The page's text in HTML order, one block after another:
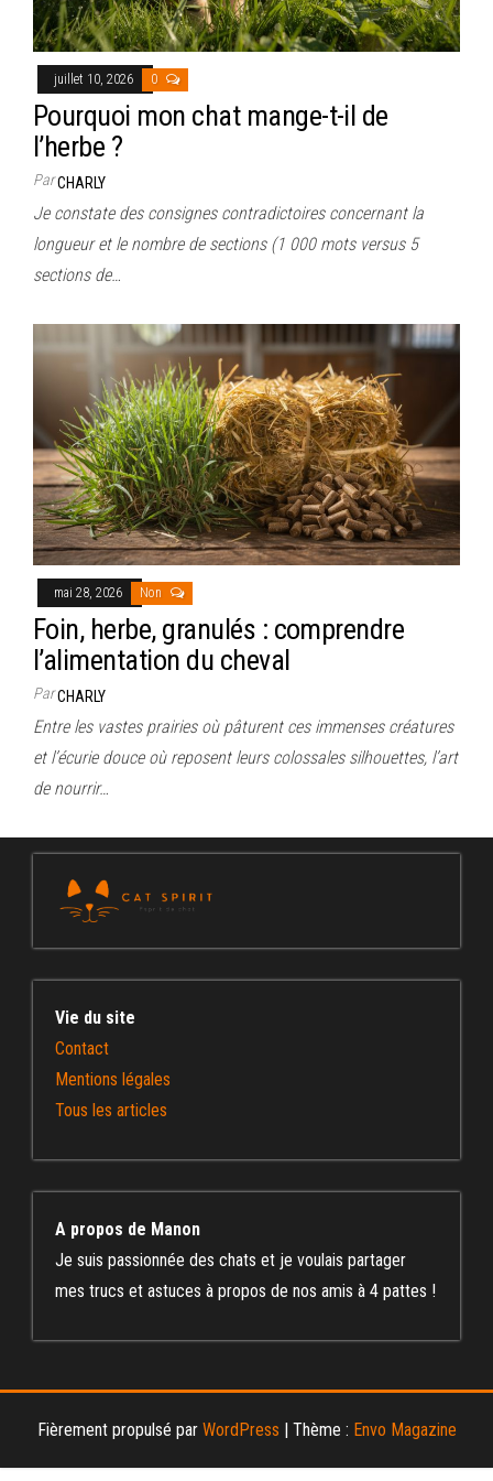
juillet 10, 2026 0
Pourquoi mon chat mange-t-il de
l’herbe ?
ParCHARLY
Je constate des consignes contradictoires concernant la
longueur et le nombre de sections (1 000 mots versus 5
sections de…
mai 28, 2026 Non
Foin, herbe, granulés : comprendre
l’alimentation du cheval
ParCHARLY
Entre les vastes prairies où pâturent ces immenses créatures
et l’écurie douce où reposent leurs colossales silhouettes, l’art
de nourrir…
Vie du site
Contact
Mentions légales
Tous les articles
A propos de Manon
Je suis passionnée des chats et je voulais partager
mes trucs et astuces à propos de nos amis à 4 pattes !
Fièrement propulsé par WordPress | Thème : Envo Magazine